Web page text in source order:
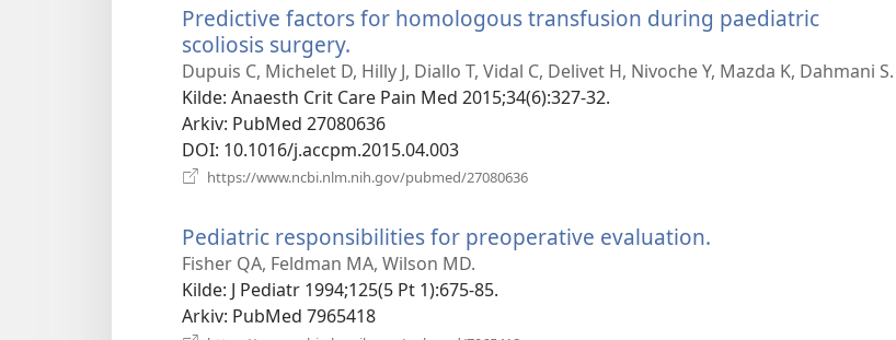
Predictive factors for homologous transfusion during paediatric
scoliosis surgery.
nytt
vindu)
Dupuis C, Michelet D, Hilly J, Diallo T, Vidal C, Delivet H, Nivoche Y, Mazda K, Dahmani S.
Kilde‎: Anaesth Crit Care Pain Med 2015;34(6):327-32.
Arkiv‎: PubMed 27080636
DOI‎: 10.1016/j.accpm.2015.04.003
https://www.ncbi.nlm.nih.gov/pubmed/27080636
Pediatric responsibilities for preoperative evaluation.
Fisher QA, Feldman MA, Wilson MD.
Kilde‎: J Pediatr 1994;125(5 Pt 1):675-85.
Arkiv‎: PubMed 7965418